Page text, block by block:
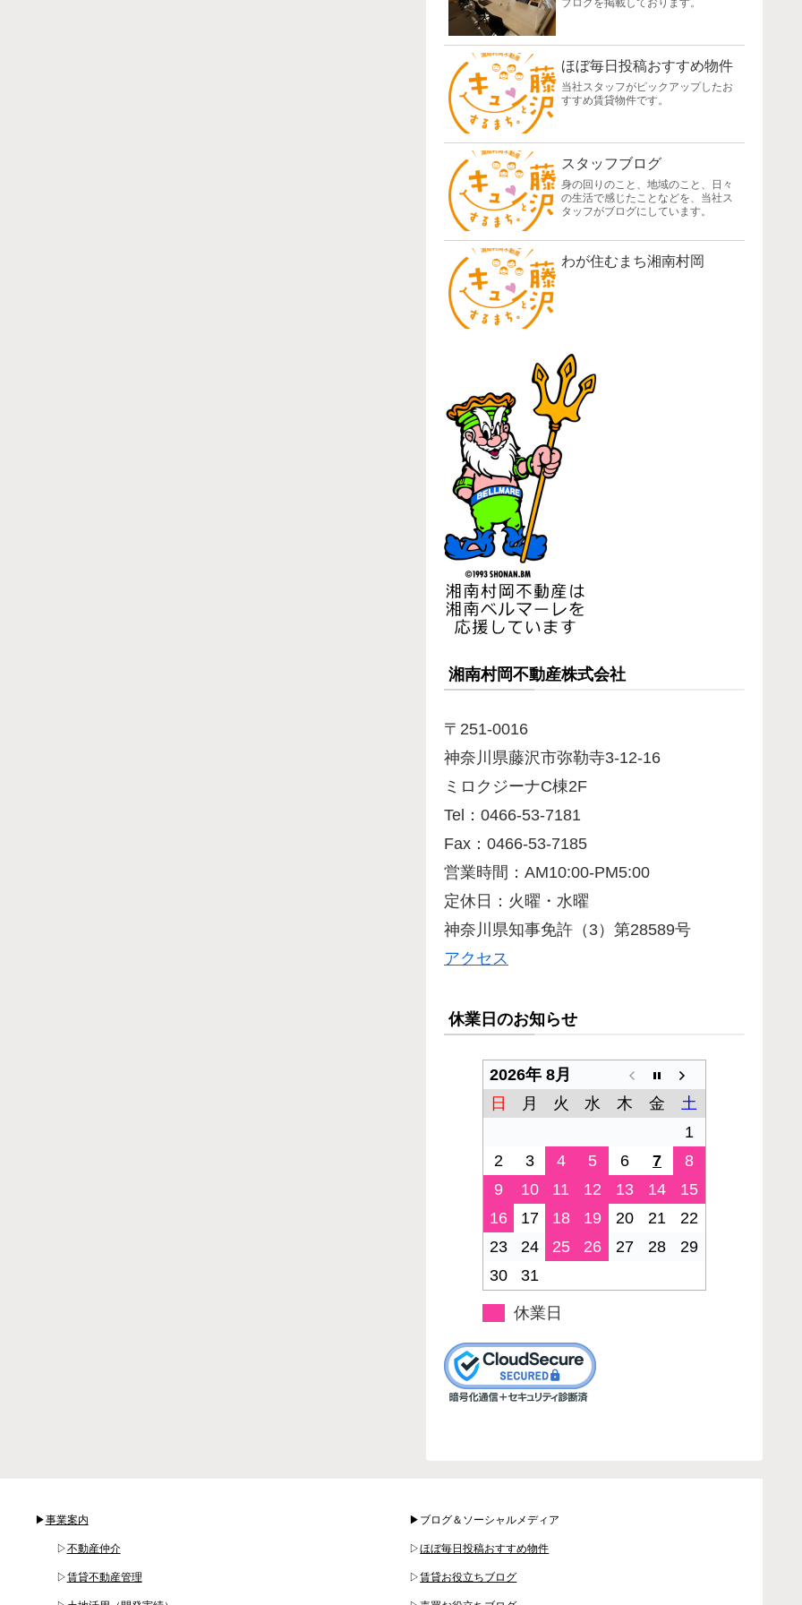
ブログを掲載しております。
ほぼ毎日投稿おすすめ物件
当社スタッフがピックアップしたお
すすめ賃貸物件です。
スタッフブログ
身の回りのこと、地域のこと、日々
の生活で感じたことなどを、当社ス
タッフがブログにしています。
わが住むまち湘南村岡
湘南村岡不動産株式会社
〒251-0016
神奈川県藤沢市弥勒寺3-12-16
ミロクジーナC棟2F
Tel：0466-53-7181
Fax：0466-53-7185
営業時間：AM10:00-PM5:00
定休日：火曜・水曜
神奈川県知事免許（3）第28589号
アクセス
休業日のお知らせ
2026年 8月
日
月 火 水 木 金
土
1
2
3 4 5 6 7
8
9
10 11 12 13 14
15
16
17 18 19 20 21
22
23
24 25 26 27 28
29
30
31
休業日
▶事業案内
▷不動産仲介
▷賃貸不動産管理
▶ブログ＆ソーシャルメディア
▷ほぼ毎日投稿おすすめ物件
▷賃貸お役立ちブログ